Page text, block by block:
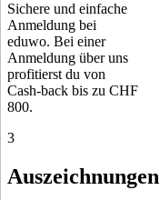
Sichere und einfache
Anmeldung bei
eduwo. Bei einer
Anmeldung über uns
profitierst du von
Cash-back bis zu CHF
800.
3
Auszeichnungen